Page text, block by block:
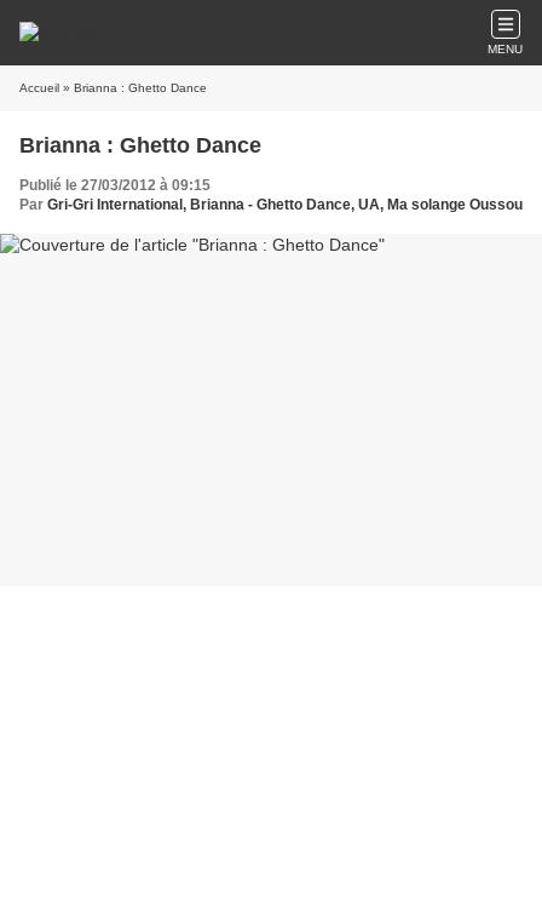
MENU
Accueil » Brianna : Ghetto Dance
Brianna : Ghetto Dance
Publié le 27/03/2012 à 09:15
Par Gri-Gri International, Brianna - Ghetto Dance, UA, Ma solange Oussou